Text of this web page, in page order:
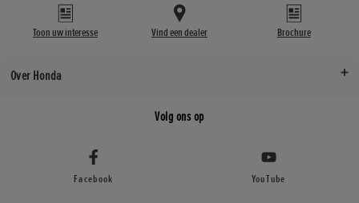
Toon uw interesse Vind een dealer Brochure
Over Honda
Volg ons op
Facebook YouTube